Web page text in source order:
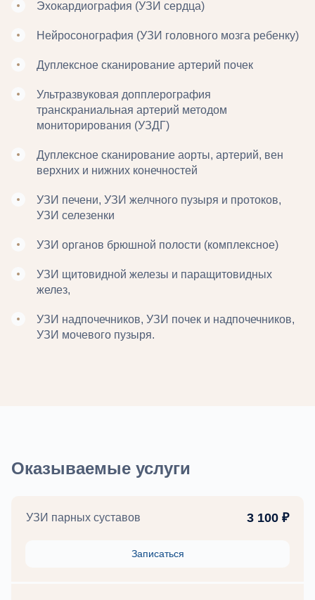
Эхокардиография (УЗИ сердца)
Нейросонография (УЗИ головного мозга ребенку)
Дуплексное сканирование артерий почек
Ультразвуковая допплерография
транскраниальная артерий методом
мониторирования (УЗДГ)
Дуплексное сканирование аорты, артерий, вен
верхних и нижних конечностей
УЗИ печени, УЗИ желчного пузыря и протоков,
УЗИ селезенки
УЗИ органов брюшной полости (комплексное)
УЗИ щитовидной железы и паращитовидных
желез,
УЗИ надпочечников, УЗИ почек и надпочечников,
УЗИ мочевого пузыря.
Оказываемые услуги
УЗИ парных суставов 3 100 ₽
Записаться